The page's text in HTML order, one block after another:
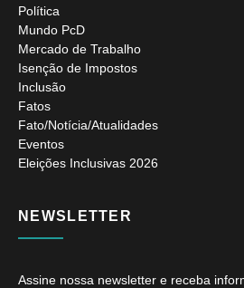
Política
Mundo PcD
Mercado de Trabalho
Isenção de Impostos
Inclusão
Fatos
Fato/Notícia/Atualidades
Eventos
Eleições Inclusivas 2026
NEWSLETTER
Assine nossa newsletter e receba